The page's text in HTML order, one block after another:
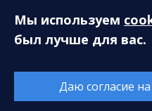
Разработка сайта —
«Делиссимо»
Обслуживание сайта —
Мы используем
был лучше для вас.
Даю согласие